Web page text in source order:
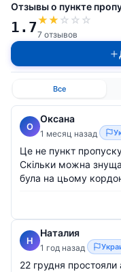
Отзывы о пункте
1.7★★ ☆ ☆ ☆
7 отзывов
Все
О
Оксана
1 месяц назад
Це не пункт
Скільки можна
була на цьому
Н
Наталия
1 год назад
22 грудня